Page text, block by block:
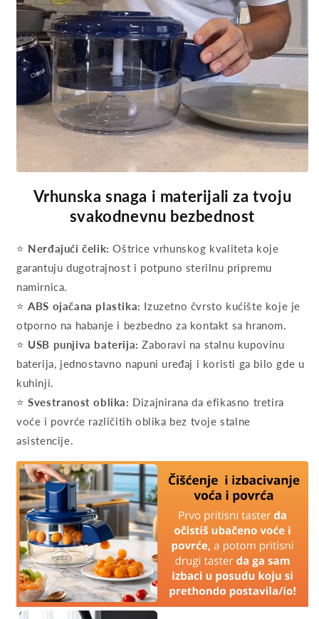
Vrhunska snaga i materijali za tvoju
svakodnevnu bezbednost
⭐ Nerđajući čelik: Oštrice vrhunskog kvaliteta koje
garantuju dugotrajnost i potpuno sterilnu pripremu
namirnica.
⭐ABS ojačana plastika: Izuzetno čvrsto kućište koje je
otporno na habanje i bezbedno za kontakt sa hranom.
⭐ USB punjiva baterija: Zaboravi na stalnu kupovinu
baterija, jednostavno napuni uređaj i koristi ga bilo gde u
kuhinji.
⭐Svestranost oblika: Dizajnirana da efikasno tretira
voće i povrće različitih oblika bez tvoje stalne
asistencije.